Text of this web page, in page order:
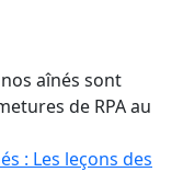
: Les leçons des